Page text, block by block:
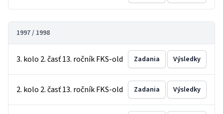
1997 / 1998
3. kolo 2. časť 13. ročník FKS-old Zadania Výsledky
2. kolo 2. časť 13. ročník FKS-old Zadania Výsledky